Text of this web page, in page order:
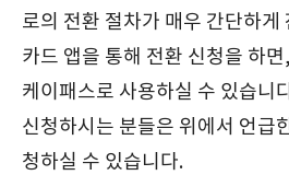
로의 전환 절차가 매우 간단하게
카드 앱을 통해 전환 신청을 하
케이패스로 사용하실 수 있습니
신청하시는 분들은 위에서 언급
청하실 수 있습니다.